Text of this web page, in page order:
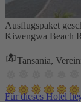
Ausflugspaket
Kiwengwa Beach
Tansania,
Für dieses Hotel